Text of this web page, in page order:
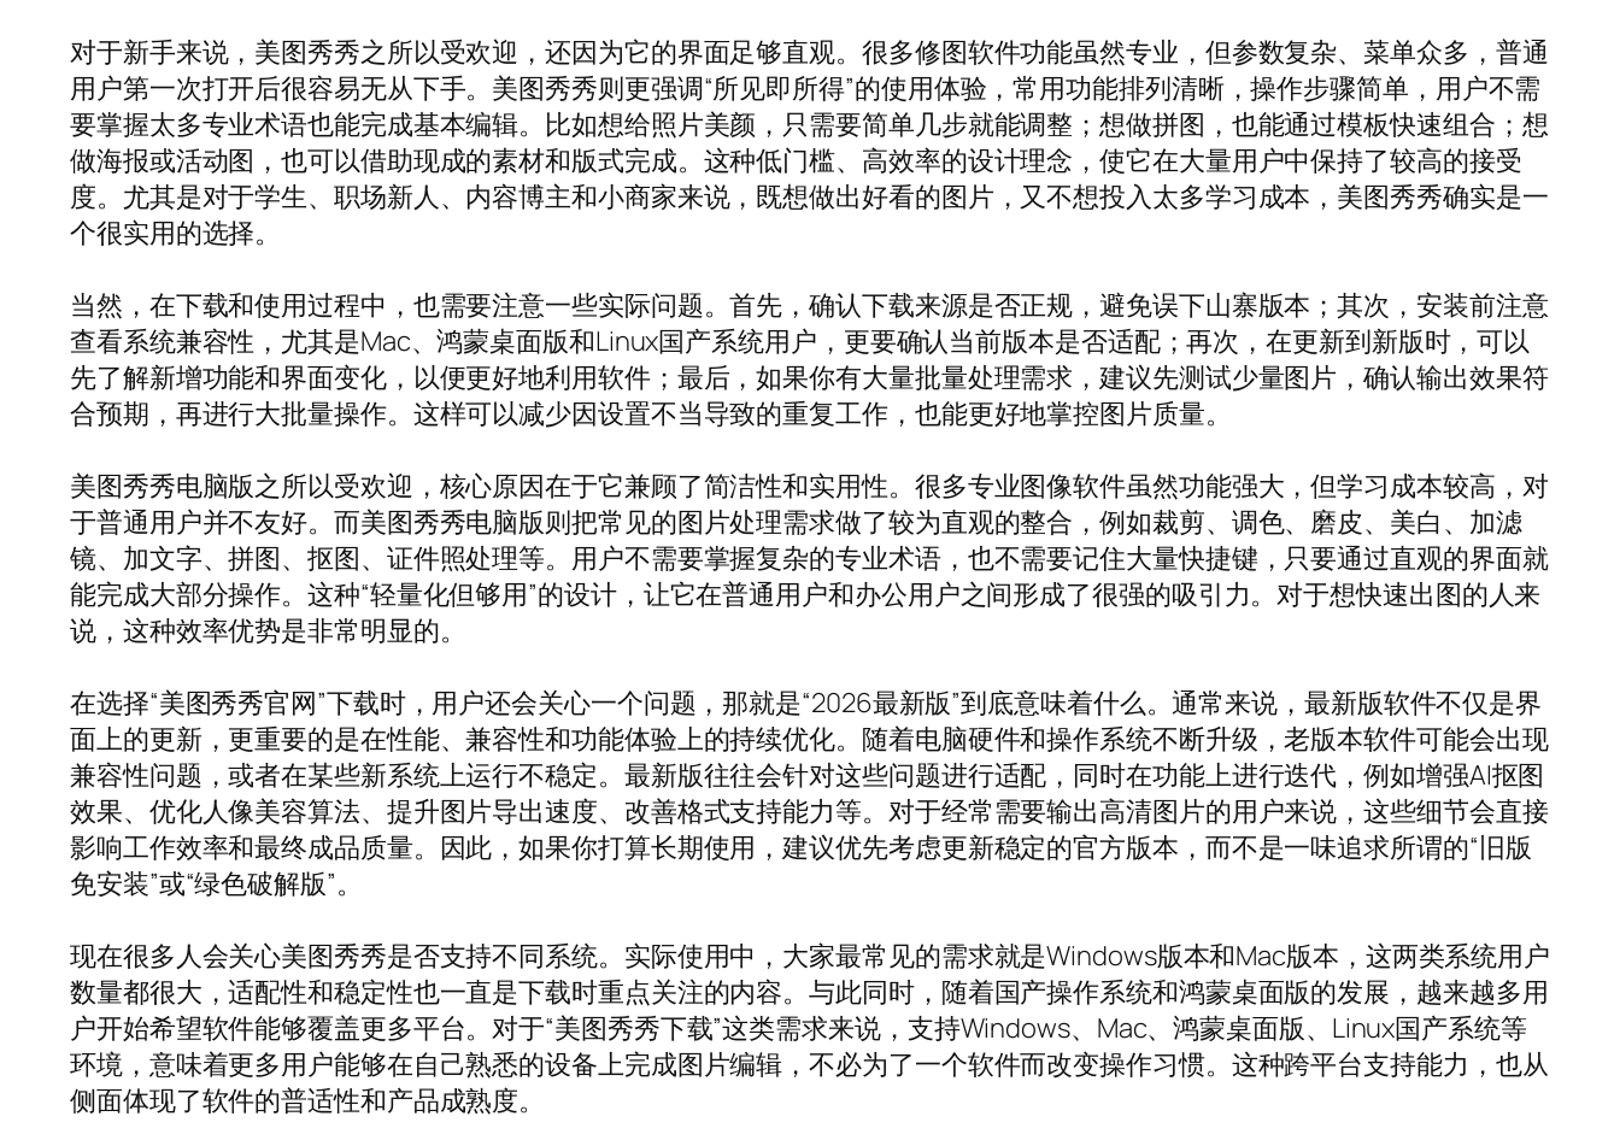
对于新手来说，美图秀秀之所以受欢迎，还因为它的界面足够直观。很多修图软件功能虽然专业，但参数复杂、菜单众多，普通
用户第一次打开后很容易无从下手。美图秀秀则更强调“所见即所得”的使用体验，常用功能排列清晰，操作步骤简单，用户不需
要掌握太多专业术语也能完成基本编辑。比如想给照片美颜，只需要简单几步就能调整；想做拼图，也能通过模板快速组合；想
做海报或活动图，也可以借助现成的素材和版式完成。这种低门槛、高效率的设计理念，使它在大量用户中保持了较高的接受
度。尤其是对于学生、职场新人、内容博主和小商家来说，既想做出好看的图片，又不想投入太多学习成本，美图秀秀确实是一
个很实用的选择。
当然，在下载和使用过程中，也需要注意一些实际问题。首先，确认下载来源是否正规，避免误下山寨版本；其次，安装前注意
查看系统兼容性，尤其是Mac、鸿蒙桌面版和Linux国产系统用户，更要确认当前版本是否适配；再次，在更新到新版时，可以
先了解新增功能和界面变化，以便更好地利用软件；最后，如果你有大量批量处理需求，建议先测试少量图片，确认输出效果符
合预期，再进行大批量操作。这样可以减少因设置不当导致的重复工作，也能更好地掌控图片质量。
美图秀秀电脑版之所以受欢迎，核心原因在于它兼顾了简洁性和实用性。很多专业图像软件虽然功能强大，但学习成本较高，对
于普通用户并不友好。而美图秀秀电脑版则把常见的图片处理需求做了较为直观的整合，例如裁剪、调色、磨皮、美白、加滤
镜、加文字、拼图、抠图、证件照处理等。用户不需要掌握复杂的专业术语，也不需要记住大量快捷键，只要通过直观的界面就
能完成大部分操作。这种“轻量化但够用”的设计，让它在普通用户和办公用户之间形成了很强的吸引力。对于想快速出图的人来
说，这种效率优势是非常明显的。
在选择“美图秀秀官网”下载时，用户还会关心一个问题，那就是“2026最新版”到底意味着什么。通常来说，最新版软件不仅是界
面上的更新，更重要的是在性能、兼容性和功能体验上的持续优化。随着电脑硬件和操作系统不断升级，老版本软件可能会出现
兼容性问题，或者在某些新系统上运行不稳定。最新版往往会针对这些问题进行适配，同时在功能上进行迭代，例如增强AI抠图
效果、优化人像美容算法、提升图片导出速度、改善格式支持能力等。对于经常需要输出高清图片的用户来说，这些细节会直接
影响工作效率和最终成品质量。因此，如果你打算长期使用，建议优先考虑更新稳定的官方版本，而不是一味追求所谓的“旧版
免安装”或“绿色破解版”。
现在很多人会关心美图秀秀是否支持不同系统。实际使用中，大家最常见的需求就是Windows版本和Mac版本，这两类系统用户
数量都很大，适配性和稳定性也一直是下载时重点关注的内容。与此同时，随着国产操作系统和鸿蒙桌面版的发展，越来越多用
户开始希望软件能够覆盖更多平台。对于“美图秀秀下载”这类需求来说，支持Windows、Mac、鸿蒙桌面版、Linux国产系统等
环境，意味着更多用户能够在自己熟悉的设备上完成图片编辑，不必为了一个软件而改变操作习惯。这种跨平台支持能力，也从
侧面体现了软件的普适性和产品成熟度。